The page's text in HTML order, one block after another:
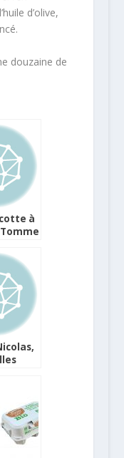
d’olive,
douzaine de
à